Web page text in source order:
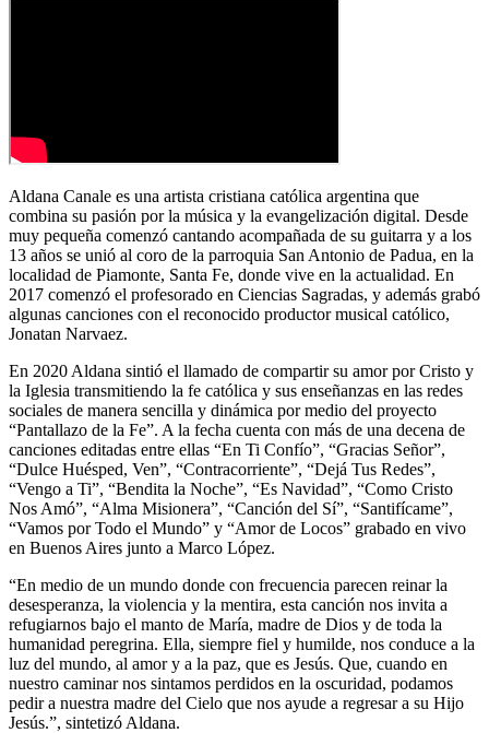
Aldana Canale es una artista cristiana católica argentina que
combina su pasión por la música y la evangelización digital. Desde
muy pequeña comenzó cantando acompañada de su guitarra y a los
13 años se unió al coro de la parroquia San Antonio de Padua, en la
localidad de Piamonte, Santa Fe, donde vive en la actualidad. En
2017 comenzó el profesorado en Ciencias Sagradas, y además grabó
algunas canciones con el reconocido productor musical católico,
Jonatan Narvaez.
En 2020 Aldana sintió el llamado de compartir su amor por Cristo y
la Iglesia transmitiendo la fe católica y sus enseñanzas en las redes
sociales de manera sencilla y dinámica por medio del proyecto
“Pantallazo de la Fe”. A la fecha cuenta con más de una decena de
canciones editadas entre ellas “En Ti Confío”, “Gracias Señor”,
“Dulce Huésped, Ven”, “Contracorriente”, “Dejá Tus Redes”,
“Vengo a Ti”, “Bendita la Noche”, “Es Navidad”, “Como Cristo
Nos Amó”, “Alma Misionera”, “Canción del Sí”, “Santifícame”,
“Vamos por Todo el Mundo” y “Amor de Locos” grabado en vivo
en Buenos Aires junto a Marco López.
“En medio de un mundo donde con frecuencia parecen reinar la
desesperanza, la violencia y la mentira, esta canción nos invita a
refugiarnos bajo el manto de María, madre de Dios y de toda la
humanidad peregrina. Ella, siempre fiel y humilde, nos conduce a la
luz del mundo, al amor y a la paz, que es Jesús. Que, cuando en
nuestro caminar nos sintamos perdidos en la oscuridad, podamos
pedir a nuestra madre del Cielo que nos ayude a regresar a su Hijo
Jesús.”, sintetizó Aldana.